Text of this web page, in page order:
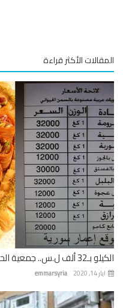
الأكثر قراءة
الحلويات: الأسعار أرخص من باقي...
emmarsyria